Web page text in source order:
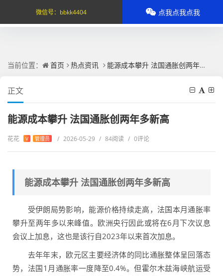
当前位置： 首页 热点资讯 能源成本攀升 法国通胀创两年多新高
正文
能源成本攀升 法国通胀创两年多新高
花花 V 管理员 / 2026-05-29 / 84阅读 / 0评论
能源成本攀升 法国通胀创两年多新高
受伊朗局势影响，能源价格持续走高，法国本月通胀率
攀升至两年多以来峰值。欧洲央行因此或将在6月下次议息
会议上加息，这也是该行自2023年以来首次加息。
去年年末，欧元区主要经济体的同比通胀整体呈回落态
势，法国1月通胀率一度降至0.4%。但霍尔木兹海峡航运受
微信号： bbkk4404 点我点我点我